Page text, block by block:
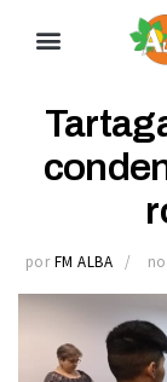
por FM ALBA